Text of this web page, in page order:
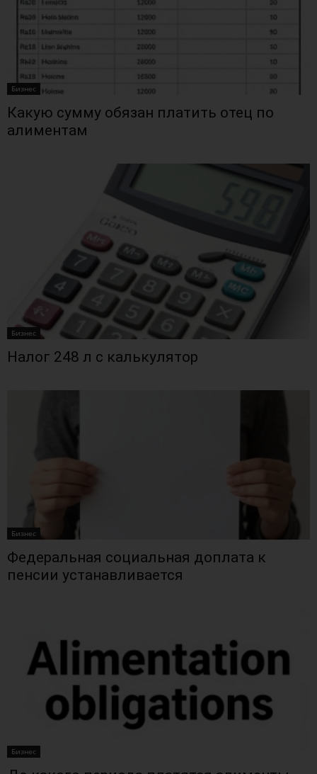
Бизнес
Какую сумму обязан платить отец по
алиментам
Бизнес
Налог 248 л с калькулятор
Бизнес
Федеральная социальная доплата к
пенсии устанавливается
Бизнес